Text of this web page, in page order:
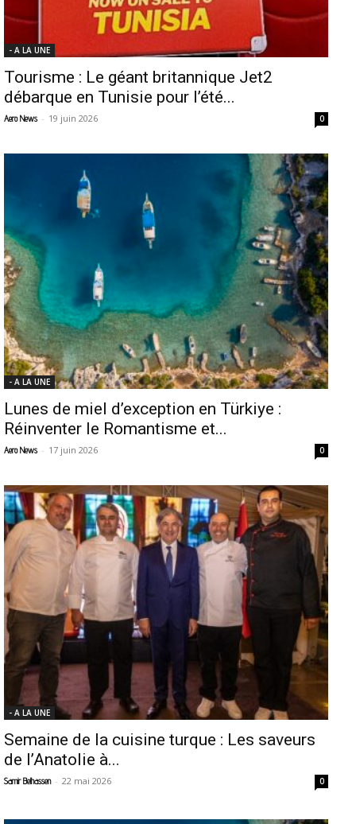
- A LA UNE
Tourisme : Le géant britannique Jet2
débarque en Tunisie pour l’été...
Aero News - 19 juin 2026 0
- A LA UNE
Lunes de miel d’exception en Türkiye :
Réinventer le Romantisme et...
Aero News - 17 juin 2026 0
- A LA UNE
Semaine de la cuisine turque : Les saveurs
de l’Anatolie à...
Samir Belhassen - 22 mai 2026 0